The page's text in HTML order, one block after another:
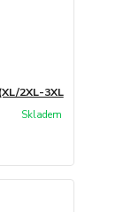
2XL-3XL
Skladem